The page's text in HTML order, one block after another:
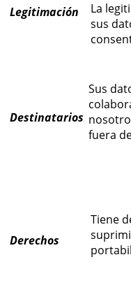
Legitimación
La
sus
Destinatarios
Sus
fuera
Derechos
Tiene